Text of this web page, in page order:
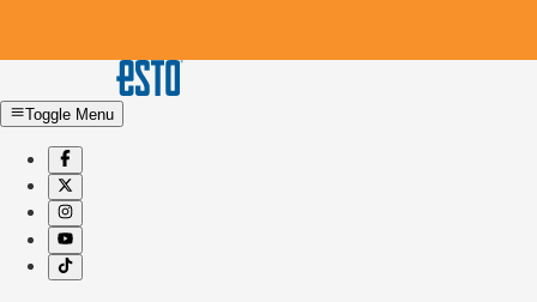
Toggle Menu